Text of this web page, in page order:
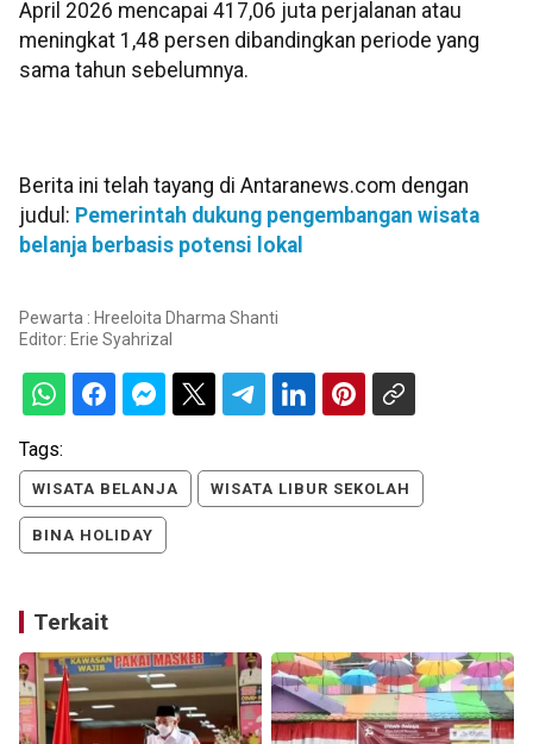
April 2026 mencapai 417,06 juta perjalanan atau
meningkat 1,48 persen dibandingkan periode yang
sama tahun sebelumnya.
Berita ini telah tayang di Antaranews.com dengan
judul: Pemerintah dukung pengembangan wisata
belanja berbasis potensi lokal
Pewarta : Hreeloita Dharma Shanti
Editor: Erie Syahrizal
Tags:
WISATA BELANJA WISATA LIBUR SEKOLAH
BINA HOLIDAY
Terkait